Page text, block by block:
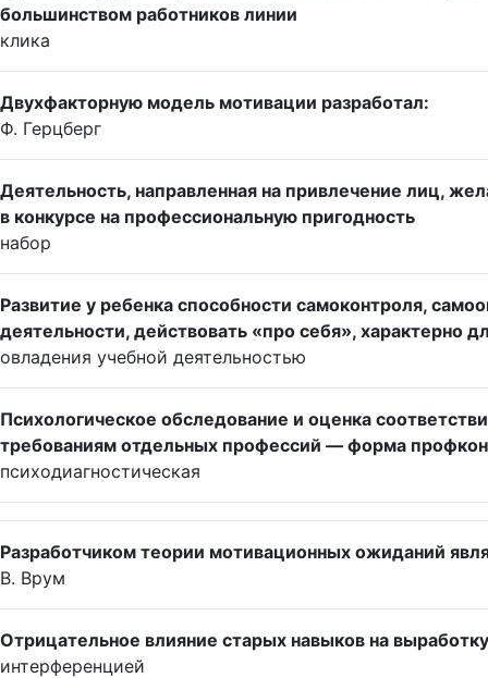
большинством работников линии
клика
Двухфакторную модель мотивации разработал:
Ф. Герцберг
Деятельность, направленная на привлечение лиц,
в конкурсе на профессиональную пригодность
набор
Развитие у ребенка способности самоконтроля,
деятельности, действовать «про себя», характерно
овладения учебной деятельностью
Психологическое обследование и оценка
требованиям отдельных профессий — форма
психодиагностическая
Разработчиком теории мотивационных ожиданий
В. Врум
Отрицательное влияние старых навыков на
интерференцией